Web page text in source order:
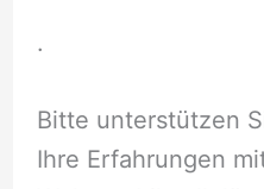
.
Bitte unterstützen
Ihre Erfahrungen